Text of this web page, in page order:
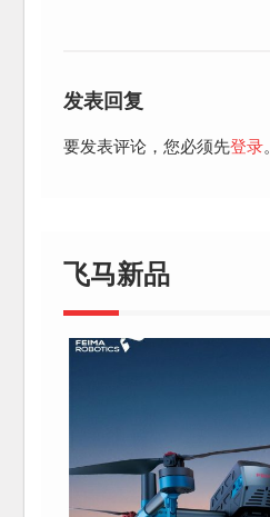
发表回复
要发表评论，您必须先登录。
飞马新品